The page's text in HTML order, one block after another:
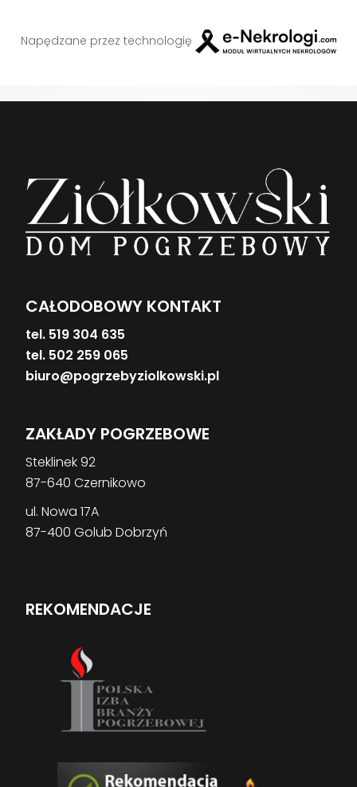
Napędzane przez technologię
CAŁODOBOWY KONTAKT
tel. 519 304 635
tel. 502 259 065
biuro@pogrzebyziolkowski.pl
ZAKŁADY POGRZEBOWE
Steklinek 92
87-640 Czernikowo
ul. Nowa 17A
87-400 Golub Dobrzyń
REKOMENDACJE